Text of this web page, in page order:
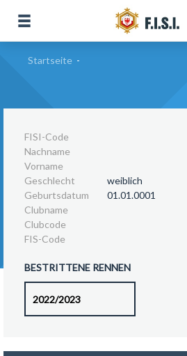
Startseite -
FISI-Code
Nachname
Vorname
Geschlecht
weiblich
Geburtsdatum
01.01.0001
Clubname
Clubcode
FIS-Code
BESTRITTENE RENNEN